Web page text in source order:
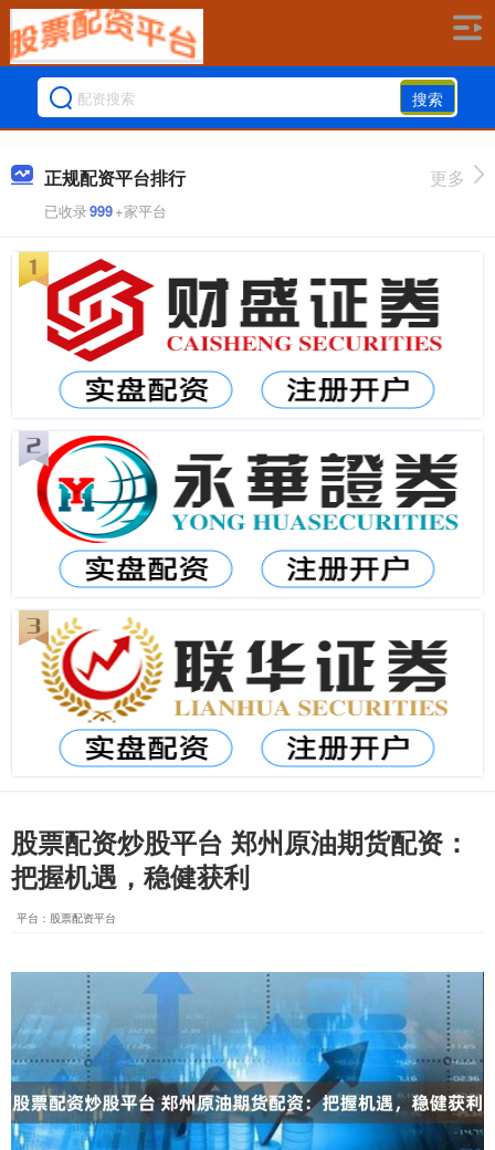
搜索
正规配资平台排行
已收录999+家平台
更多
股票配资炒股平台 郑州原油期货配资：
把握机遇，稳健获利
平台：股票配资平台